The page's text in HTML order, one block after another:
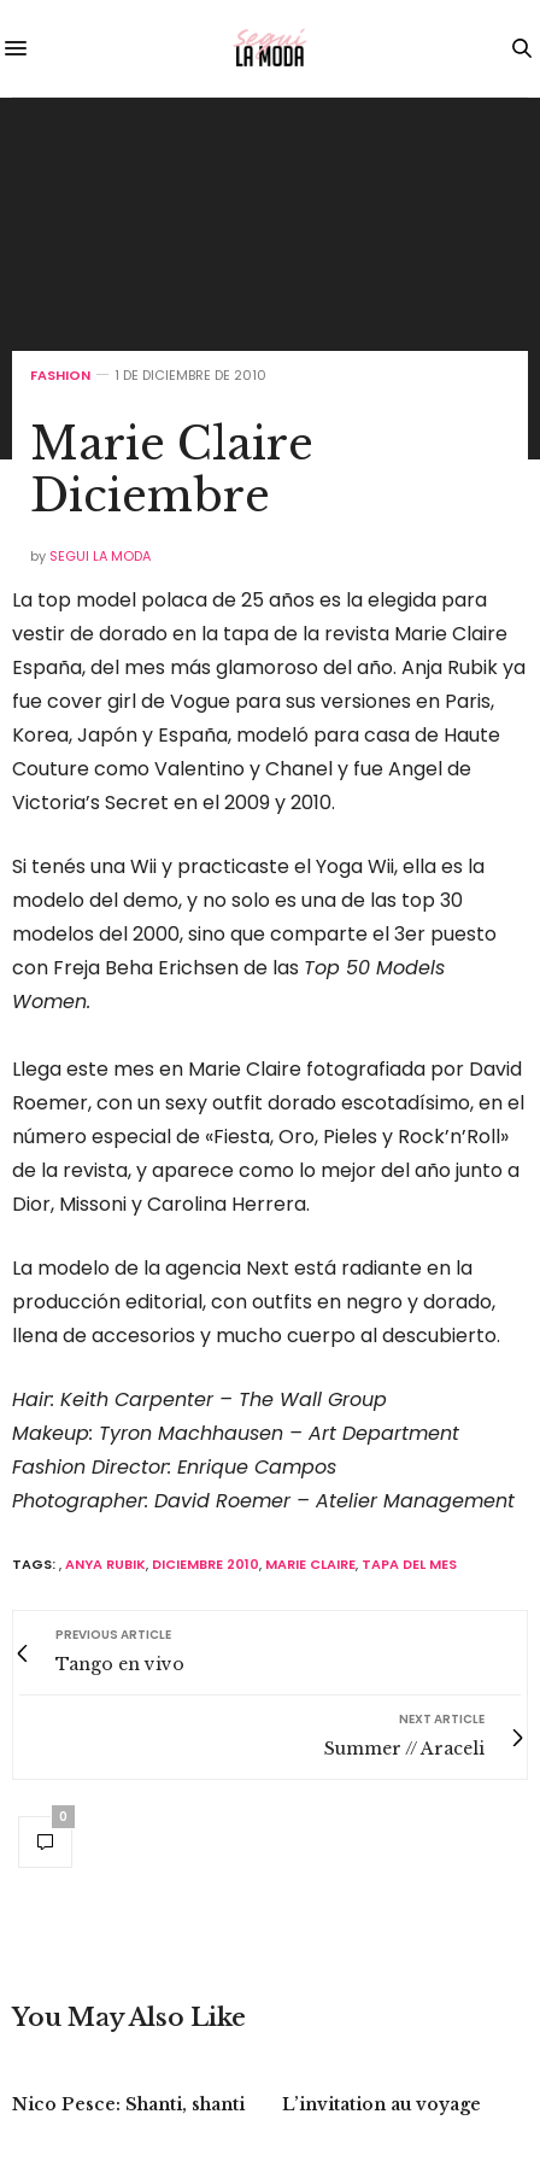
FASHION 1 DE DICIEMBRE DE 2010
Marie Claire
Diciembre
by SEGUI LA MODA
La top model polaca de 25 años es la elegida para
vestir de dorado en la tapa de la revista Marie Claire
España, del mes más glamoroso del año. Anja Rubik ya
fue cover girl de Vogue para sus versiones en Paris,
Korea, Japón y España, modeló para casa de Haute
Couture como Valentino y Chanel y fue Angel de
Victoria’s Secret en el 2009 y 2010.
Si tenés una Wii y practicaste el Yoga Wii, ella es la
modelo del demo, y no solo es una de las top 30
modelos del 2000, sino que comparte el 3er puesto
con Freja Beha Erichsen de las Top 50 Models
Women.
Llega este mes en Marie Claire fotografiada por David
Roemer, con un sexy outfit dorado escotadísimo, en el
número especial de «Fiesta, Oro, Pieles y Rock’n’Roll»
de la revista, y aparece como lo mejor del año junto a
Dior, Missoni y Carolina Herrera.
La modelo de la agencia Next está radiante en la
producción editorial, con outfits en negro y dorado,
llena de accesorios y mucho cuerpo al descubierto.
Hair: Keith Carpenter – The Wall Group
Makeup: Tyron Machhausen – Art Department
Fashion Director: Enrique Campos
Photographer: David Roemer – Atelier Management
TAGS:,ANYA RUBIK, DICIEMBRE 2010, MARIE CLAIRE, TAPA DEL MES
PREVIOUS ARTICLE
Tango en vivo
NEXT ARTICLE
Summer // Araceli
0
You May Also Like
Nico Pesce: Shanti, shanti L’invitation au voyage